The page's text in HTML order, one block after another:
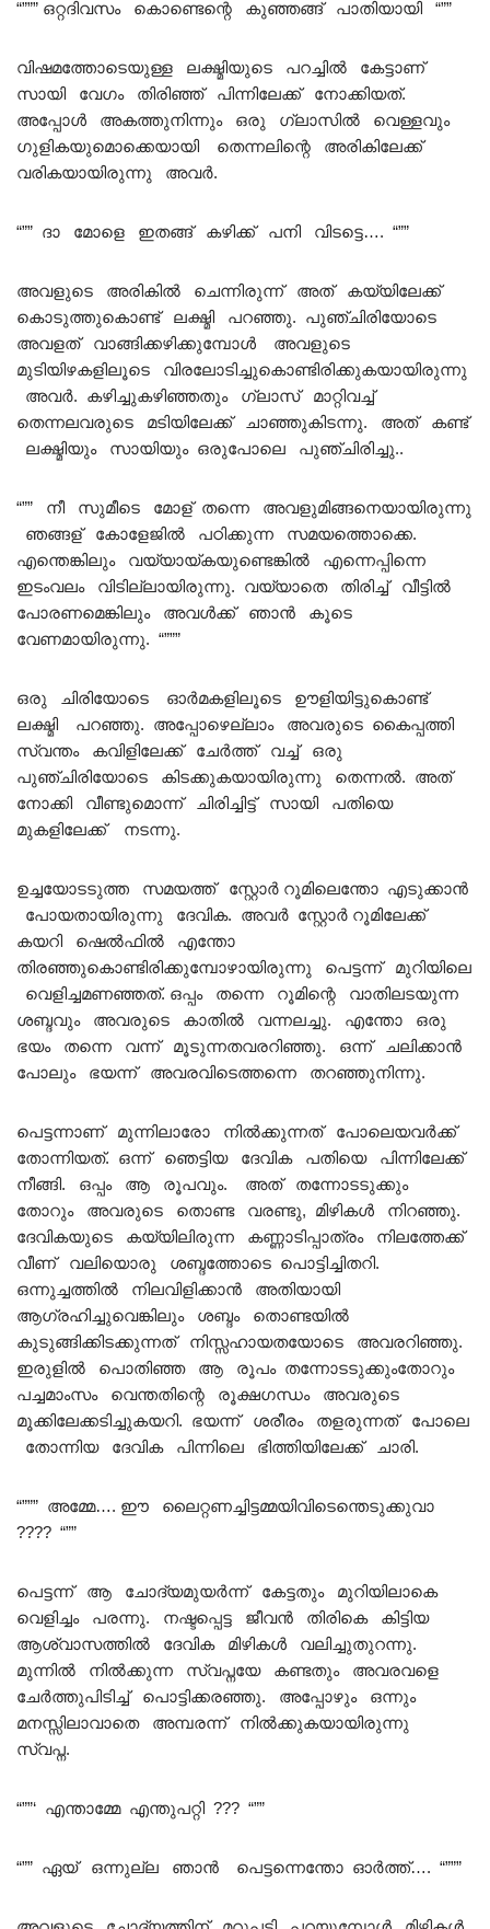
“””” ഒറ്റദിവസം കൊണ്ടെന്റെ കുഞ്ഞങ്ങ് പാതിയായി “””
വിഷമത്തോടെയുള്ള ലക്ഷ്മിയുടെ പറച്ചിൽ കേട്ടാണ്
സായി വേഗം തിരിഞ്ഞ് പിന്നിലേക്ക് നോക്കിയത്.
അപ്പോൾ അകത്തുനിന്നും ഒരു ഗ്ലാസിൽ വെള്ളവും
ഗുളികയുമൊക്കെയായി തെന്നലിന്റെ അരികിലേക്ക്
വരികയായിരുന്നു അവർ.
“”” ദാ മോളെ ഇതങ്ങ് കഴിക്ക് പനി വിടട്ടെ…. “””
അവളുടെ അരികിൽ ചെന്നിരുന്ന് അത് കയ്യിലേക്ക്
കൊടുത്തുകൊണ്ട് ലക്ഷ്മി പറഞ്ഞു. പുഞ്ചിരിയോടെ
അവളത് വാങ്ങിക്കഴിക്കുമ്പോൾ അവളുടെ
മുടിയിഴകളിലൂടെ വിരലോടിച്ചുകൊണ്ടിരിക്കുകയായിരുന്നു
അവർ. കഴിച്ചുകഴിഞ്ഞതും ഗ്ലാസ്‌ മാറ്റിവച്ച്
തെന്നലവരുടെ മടിയിലേക്ക് ചാഞ്ഞുകിടന്നു. അത് കണ്ട്
ലക്ഷ്മിയും സായിയും ഒരുപോലെ പുഞ്ചിരിച്ചു..
“”” നീ സുമീടെ മോള് തന്നെ അവളുമിങ്ങനെയായിരുന്നു
ഞങ്ങള് കോളേജിൽ പഠിക്കുന്ന സമയത്തൊക്കെ.
എന്തെങ്കിലും വയ്യായ്കയുണ്ടെങ്കിൽ എന്നെപ്പിന്നെ
ഇടംവലം വിടില്ലായിരുന്നു. വയ്യാതെ തിരിച്ച് വീട്ടിൽ
പോരണമെങ്കിലും അവൾക്ക് ഞാൻ കൂടെ
വേണമായിരുന്നു. “”””
ഒരു ചിരിയോടെ ഓർമകളിലൂടെ ഊളിയിട്ടുകൊണ്ട്
ലക്ഷ്മി പറഞ്ഞു. അപ്പോഴെല്ലാം അവരുടെ കൈപ്പത്തി
സ്വന്തം കവിളിലേക്ക് ചേർത്ത് വച്ച് ഒരു
പുഞ്ചിരിയോടെ കിടക്കുകയായിരുന്നു തെന്നൽ. അത്
നോക്കി വീണ്ടുമൊന്ന് ചിരിച്ചിട്ട് സായി പതിയെ
മുകളിലേക്ക് നടന്നു.
ഉച്ചയോടടുത്ത സമയത്ത് സ്റ്റോർ റൂമിലെന്തോ എടുക്കാൻ
പോയതായിരുന്നു ദേവിക. അവർ സ്റ്റോർ റൂമിലേക്ക്
കയറി ഷെൽഫിൽ എന്തോ
തിരഞ്ഞുകൊണ്ടിരിക്കുമ്പോഴായിരുന്നു പെട്ടന്ന് മുറിയിലെ
വെളിച്ചമണഞ്ഞത്. ഒപ്പം തന്നെ റൂമിന്റെ വാതിലടയുന്ന
ശബ്ദവും അവരുടെ കാതിൽ വന്നലച്ചു. എന്തോ ഒരു
ഭയം തന്നെ വന്ന് മൂടുന്നതവരറിഞ്ഞു. ഒന്ന് ചലിക്കാൻ
പോലും ഭയന്ന് അവരവിടെത്തന്നെ തറഞ്ഞുനിന്നു.
പെട്ടന്നാണ് മുന്നിലാരോ നിൽക്കുന്നത് പോലെയവർക്ക്
തോന്നിയത്. ഒന്ന് ഞെട്ടിയ ദേവിക പതിയെ പിന്നിലേക്ക്
നീങ്ങി. ഒപ്പം ആ രൂപവും. അത് തന്നോടടുക്കും
തോറും അവരുടെ തൊണ്ട വരണ്ടു, മിഴികൾ നിറഞ്ഞു.
ദേവികയുടെ കയ്യിലിരുന്ന കണ്ണാടിപ്പാത്രം നിലത്തേക്ക്
വീണ് വലിയൊരു ശബ്ദത്തോടെ പൊട്ടിച്ചിതറി.
ഒന്നുച്ചത്തിൽ നിലവിളിക്കാൻ അതിയായി
ആഗ്രഹിച്ചുവെങ്കിലും ശബ്ദം തൊണ്ടയിൽ
കുടുങ്ങിക്കിടക്കുന്നത് നിസ്സഹായതയോടെ അവരറിഞ്ഞു.
ഇരുളിൽ പൊതിഞ്ഞ ആ രൂപം തന്നോടടുക്കുംതോറും
പച്ചമാംസം വെന്തതിന്റെ രൂക്ഷഗന്ധം അവരുടെ
മൂക്കിലേക്കടിച്ചുകയറി. ഭയന്ന് ശരീരം തളരുന്നത് പോലെ
തോന്നിയ ദേവിക പിന്നിലെ ഭിത്തിയിലേക്ക് ചാരി.
“””” അമ്മേ…. ഈ ലൈറ്റണച്ചിട്ടമ്മയിവിടെന്തെടുക്കുവാ
???? “””
പെട്ടന്ന് ആ ചോദ്യമുയർന്ന് കേട്ടതും മുറിയിലാകെ
വെളിച്ചം പരന്നു. നഷ്ടപ്പെട്ട ജീവൻ തിരികെ കിട്ടിയ
ആശ്വാസത്തിൽ ദേവിക മിഴികൾ വലിച്ചുതുറന്നു.
മുന്നിൽ നിൽക്കുന്ന സ്വപ്നയേ കണ്ടതും അവരവളെ
ചേർത്തുപിടിച്ച് പൊട്ടിക്കരഞ്ഞു. അപ്പോഴും ഒന്നും
മനസ്സിലാവാതെ അമ്പരന്ന് നിൽക്കുകയായിരുന്നു
സ്വപ്ന.
“””‘ എന്താമ്മേ എന്തുപറ്റി ??? “””
“”” ഏയ് ഒന്നുല്ല ഞാൻ പെട്ടന്നെന്തോ ഓർത്ത്…. “”””